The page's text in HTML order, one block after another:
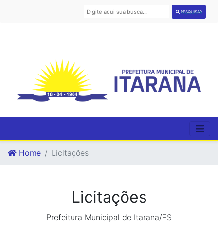
PESQUISAR
Home Licitações
Licitações
Prefeitura Municipal de Itarana/ES